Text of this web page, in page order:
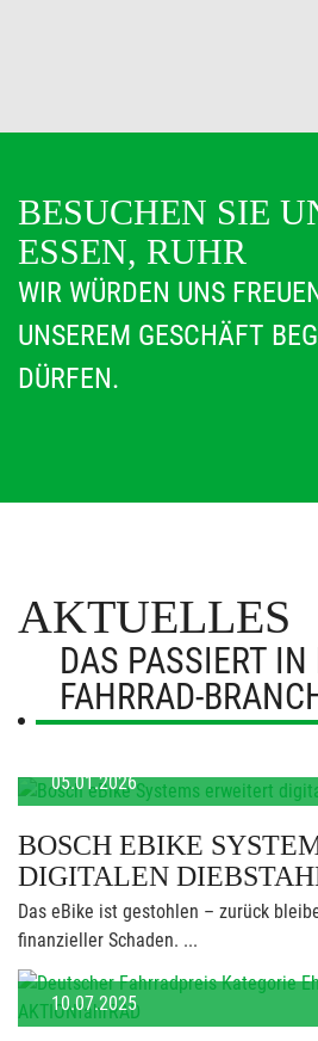
BESUCHEN SIE
ESSEN, RUHR
WIR WÜRDEN UNS
UNSEREM GESCHÄFT
ÜRFEN.
AKTUELLES
DAS PASSIERT IN
FAHRRAD-
05.01.2026
BOSCH EBIKE
DIGITALEN
Das eBike ist gestohlen – zurück
finanzieller Schaden. ...
10.07.2025